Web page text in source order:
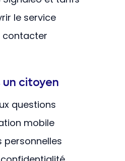
le service
contacter
un citoyen
questions
mobile
personnelles